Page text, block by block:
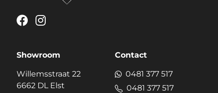
Showroom
Willemsstraat 22
6662 DL Elst
Contact
0481 377 517
0481 377 517